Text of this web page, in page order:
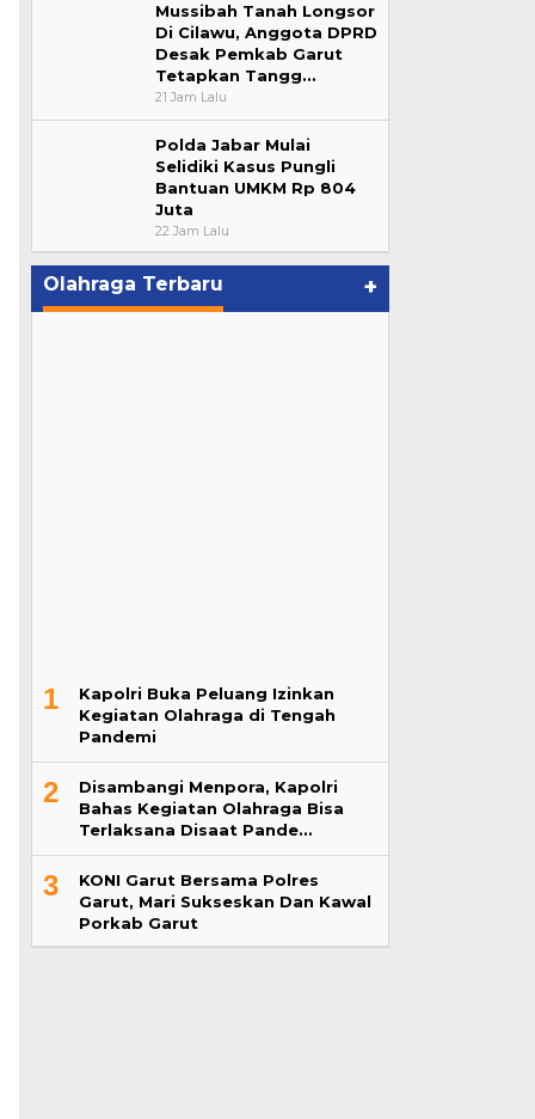
Mussibah Tanah Longsor
Di Cilawu, Anggota DPRD
Desak Pemkab Garut
Tetapkan Tangg…
21 Jam Lalu
Polda Jabar Mulai
Selidiki Kasus Pungli
Bantuan UMKM Rp 804
Juta
22 Jam Lalu
Olahraga Terbaru +
1
Kapolri Buka Peluang Izinkan
Kegiatan Olahraga di Tengah
Pandemi
2
Disambangi Menpora, Kapolri
Bahas Kegiatan Olahraga Bisa
Terlaksana Disaat Pande…
3
KONI Garut Bersama Polres
Garut, Mari Sukseskan Dan Kawal
Porkab Garut